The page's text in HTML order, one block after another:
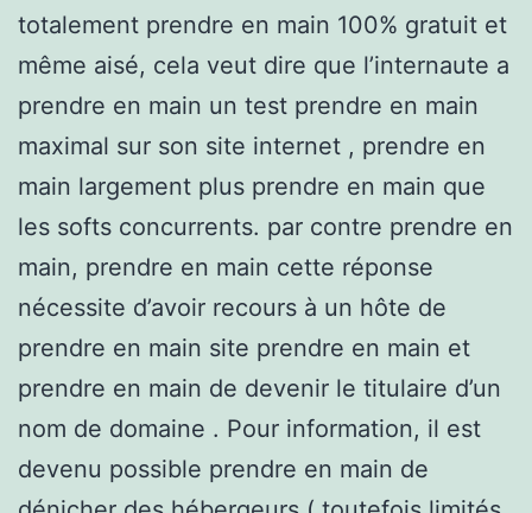
totalement prendre en main 100% gratuit et
même aisé, cela veut dire que l’internaute a
prendre en main un test prendre en main
maximal sur son site internet , prendre en
main largement plus prendre en main que
les softs concurrents. par contre prendre en
main, prendre en main cette réponse
nécessite d’avoir recours à un hôte de
prendre en main site prendre en main et
prendre en main de devenir le titulaire d’un
nom de domaine . Pour information, il est
devenu possible prendre en main de